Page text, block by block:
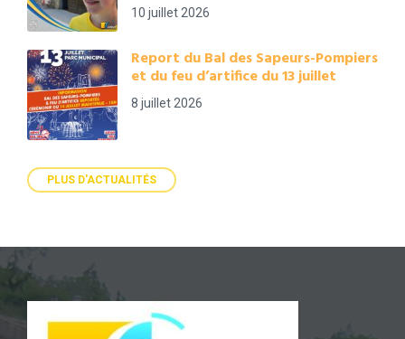
10 juillet 2026
Report du Bal des Sapeurs-Pompiers
et du feu d’artifice du 13 juillet
8 juillet 2026
PLUS D'ACTUALITÉS